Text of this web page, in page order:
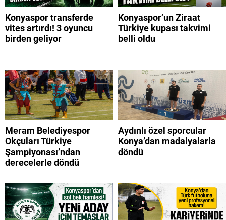
Konyaspor transferde
vites artırdı! 3 oyuncu
birden geliyor
Konyaspor’un Ziraat
Türkiye kupası takvimi
belli oldu
Meram Belediyespor
Okçuları Türkiye
Şampiyonası’ndan
derecelerle döndü
Aydınlı özel sporcular
Konya’dan madalyalarla
döndü